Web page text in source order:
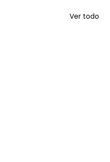
Ver todo